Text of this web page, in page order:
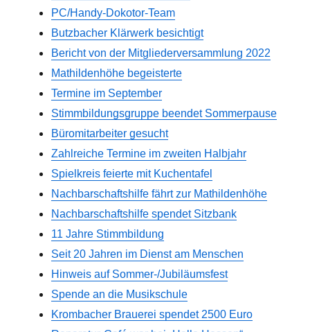
PC/Handy-Dokotor-Team
Butzbacher Klärwerk besichtigt
Bericht von der Mitgliederversammlung 2022
Mathildenhöhe begeisterte
Termine im September
Stimmbildungsgruppe beendet Sommerpause
Büromitarbeiter gesucht
Zahlreiche Termine im zweiten Halbjahr
Spielkreis feierte mit Kuchentafel
Nachbarschaftshilfe fährt zur Mathildenhöhe
Nachbarschaftshilfe spendet Sitzbank
11 Jahre Stimmbildung
Seit 20 Jahren im Dienst am Menschen
Hinweis auf Sommer-/Jubiläumsfest
Spende an die Musikschule
Krombacher Brauerei spendet 2500 Euro